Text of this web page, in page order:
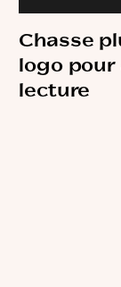
Chasse
logo pour
lecture